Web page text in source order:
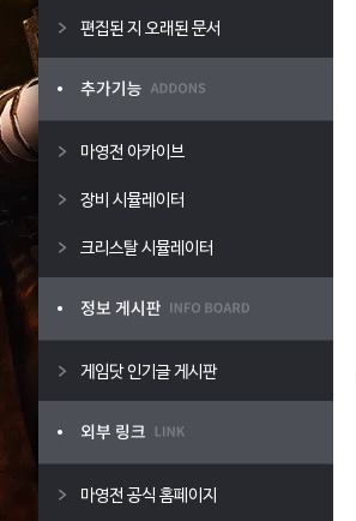
편집된 지 오래된 문서
마영전 아카이브
장비 시뮬레이터
크리스탈 시뮬레이터
게임닷 인기글 게시판
마영전 공식 홈페이지